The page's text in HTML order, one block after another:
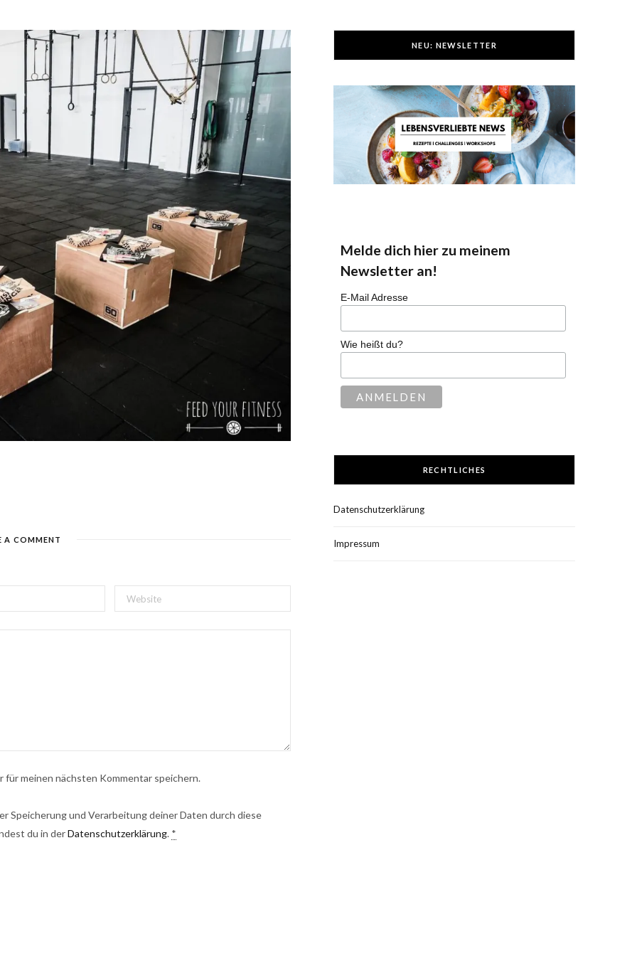
A COMMENT
für meinen nächsten Kommentar speichern.
Speicherung und Verarbeitung deiner Daten durch diese
du in derDatenschutzerklärung. *
NEU: NEWSLETTER
Melde dich hier zu meinem
Newsletter an!
E-Mail Adresse
Wie heißt du?
RECHTLICHES
Datenschutzerklärung
Impressum